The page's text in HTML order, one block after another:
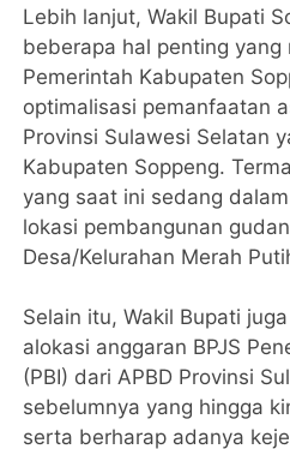
Lebih lanjut, Wakil Bupati
beberapa hal penting yang
Pemerintah Kabupaten
optimalisasi pemanfaatan
Provinsi Sulawesi Selatan
Kabupaten Soppeng.
yang saat ini sedang
lokasi pembangunan
Desa/Kelurahan Merah
Selain itu, Wakil Bupati
alokasi anggaran BPJS
(PBI) dari APBD Provinsi
sebelumnya yang hingga
serta berharap adanya